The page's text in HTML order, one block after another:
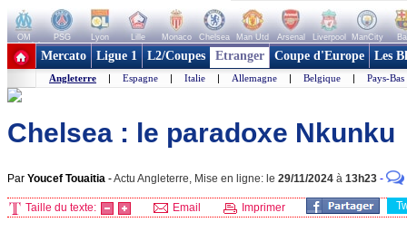
OM PSG Lyon Lille Monaco Chelsea Man Utd Arsenal Liverpool ManCity
+ de clubs
Mercato Ligue 1 L2/Coupes Etranger Coupe d'Europe Les
Angleterre | Espagne | Italie | Allemagne | Belgique | Pays-Bas
Chelsea : le paradoxe Nkunku
Par Youcef Touaitia -Actu Angleterre, Mise en ligne: le 29/11/2024 à 13h23 -
Taille du texte: Email Imprimer